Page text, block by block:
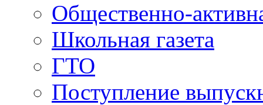
Общественно-
Школьная газета
ГТО
Поступление